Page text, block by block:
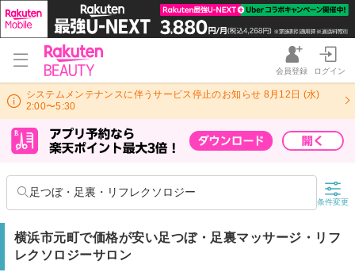
会員登録 ログイン
システムメンテナンスに伴うサービス停止のお知らせ 8月12日 (水)
2:00〜5:30
足つぼ・足裏・リフレクソロジー
条件変更
横浜市元町で価格が安い足つぼ・足裏マッサージ・リフ
レクソロジーサロン